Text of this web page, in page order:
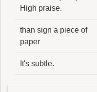
High praise.
than sign a piece of
paper
It's subtle.